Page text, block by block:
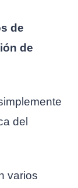
de
de
del
varios